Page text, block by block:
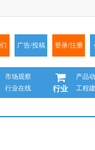
广告/投稿 登录/注册
市场观察
行业在线 行业
产品
工程